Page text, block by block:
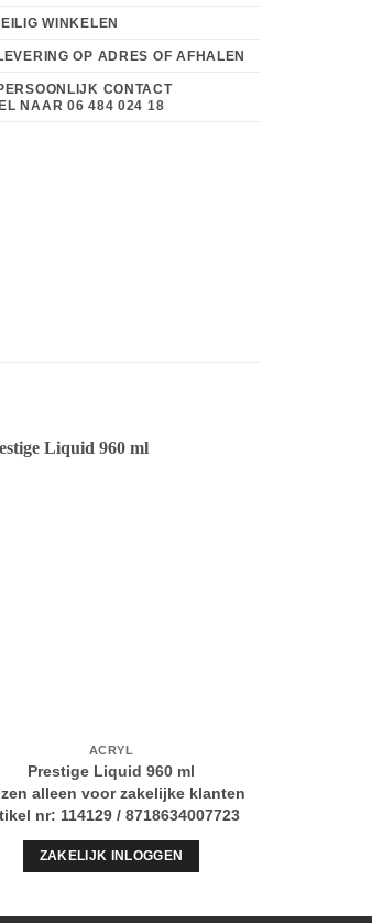
WINKELEN
OP ADRES OF AFHALEN
CONTACT
NAAR 06 484 024 18
ACRYL
Prestige Liquid 960 ml
alleen voor zakelijke klanten
nr: 114129 / 8718634007723
ZAKELIJK INLOGGEN